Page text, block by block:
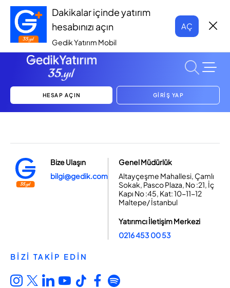
Dakikalar içinde yatırım
hesabınızı açın
Gedik Yatırım Mobil
AÇ
HESAP AÇIN GİRİŞ YAP
Bize Ulaşın
bilgi@gedik.com
Genel Müdürlük
Altayçeşme Mahallesi, Çamlı
Sokak, Pasco Plaza, No :21, İç
Kapı No :45, Kat: 10-11-12
Maltepe/ İstanbul
Yatırımcı İletişim Merkezi
0216 453 00 53
BİZİ TAKİP EDİN